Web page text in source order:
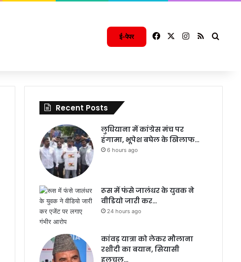
ई-पेपर FacebookInstagram
RSS
Recent Posts
लुधियाना में कांग्रेस मंच पर
हंगामा, भूपेश बघेल के खिलाफ…
6 hours ago
रूस में फंसे जालंधर के युवक ने
वीडियो जारी कर…
24 hours ago
कांवड़ यात्रा को लेकर मौलाना
रशीदी का बयान, सियासी
हलचल…